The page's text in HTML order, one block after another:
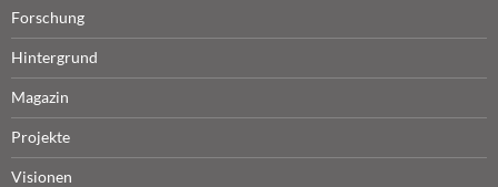
Forschung
Hintergrund
Magazin
Projekte
Visionen